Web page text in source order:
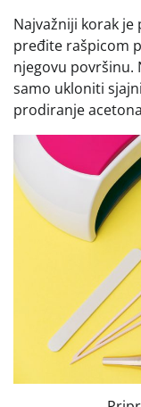
Najvažniji korak
pređite rašpicom
njegovu površinu.
samo ukloniti
prodiranje